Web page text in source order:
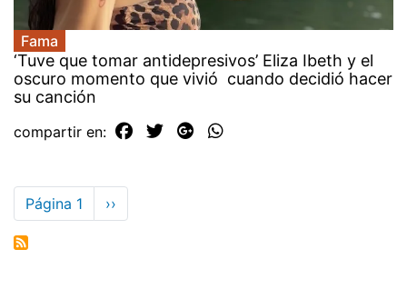
Fama
‘Tuve que tomar antidepresivos’ Eliza Ibeth y el
oscuro momento que vivió cuando decidió hacer
su canción
compartir en:
Paginación
Página 1
Siguiente
página
››